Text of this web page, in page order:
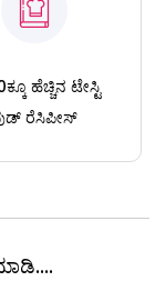
ಹೆಚ್ಚಿನ ಟೇಸ್ಟಿ
ರೆಸಿಪೀಸ್